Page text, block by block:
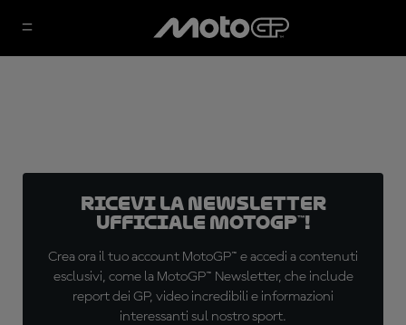
Ricevi la newsletter
ufficiale MotoGP™!
Crea ora il tuo account MotoGP™ e accedi a contenuti
esclusivi, come la MotoGP™ Newsletter, che include
report dei GP, video incredibili e informazioni
interessanti sul nostro sport.